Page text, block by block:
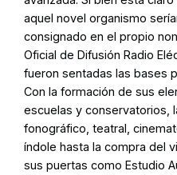
aquel novel organismo
consignado en el propio
Oficial de Difusión Radio
fueron sentadas las bases
Con la formación de sus
escuelas y conservatorios,
fonográfico, teatral,
índole hasta la compra del
sus puertas como Estudio